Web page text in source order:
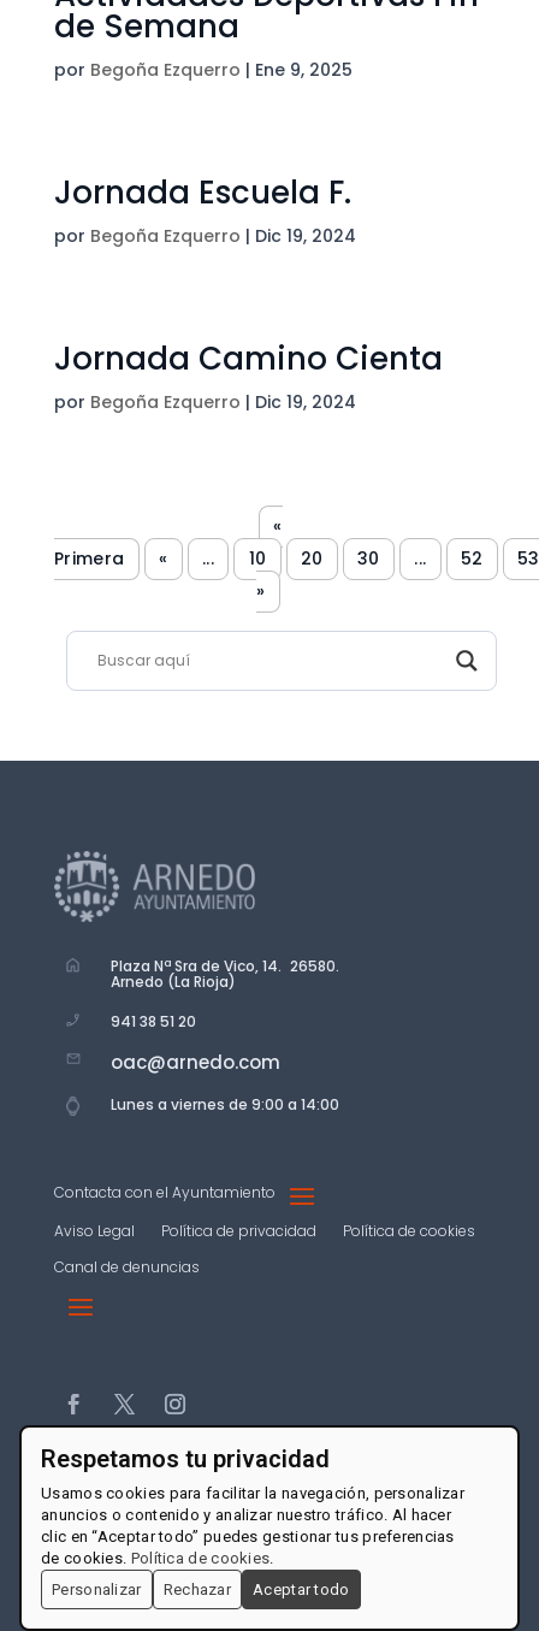
de Semana
por Begoña Ezquerro | Ene 9, 2025
Jornada Escuela F.
por Begoña Ezquerro | Dic 19, 2024
Jornada Camino Cienta
por Begoña Ezquerro | Dic 19, 2024
«
Primera
« ... 10 20 30 ... 52
53
»
Plaza Nª Sra de Vico, 14. 26580.
Arnedo (La Rioja)
941 38 51 20
oac@arnedo.com
Lunes a viernes de 9:00 a 14:00
Contacta con el Ayuntamiento
Aviso Legal
Política de privacidad
Política de cookies
Canal de denuncias
Respetamos tu privacidad
Usamos cookies para facilitar la navegación, personalizar
anuncios o contenido y analizar nuestro tráfico. Al hacer
clic en “Aceptar todo” puedes gestionar tus preferencias
de cookies. Política de cookies.
Personalizar
Rechazar Aceptar todo